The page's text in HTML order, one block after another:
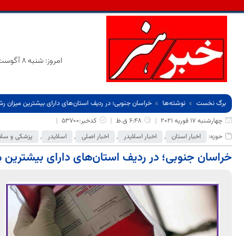
امروز: شنبه 8 آگوست 2026
برگ نخست نوشته‌ها
خراسان جنوبی؛ در ردیف استان‌های دارای بیشترین میزان
چهارشنبه 17 فوریه 2021
6:48 ق.ظ
کدخبر:53700
حوزه:
اخبار استان , اخبار اسلایدر , اخبار اصلی , اسلایدر , پزشکی و
خراسان جنوبی؛ در ردیف استان‌های دارای